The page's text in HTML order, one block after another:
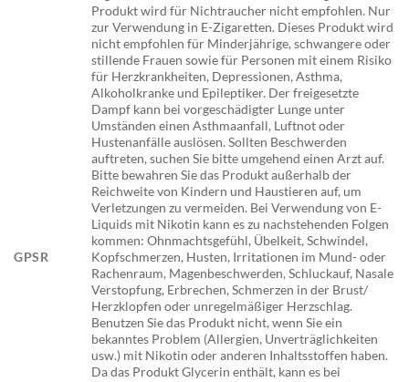
GPSR
Produkt wird für Nichtraucher nicht empfohlen. Nur
zur Verwendung in E-Zigaretten. Dieses Produkt wird
nicht empfohlen für Minderjährige, schwangere oder
stillende Frauen sowie für Personen mit einem Risiko
für Herzkrankheiten, Depressionen, Asthma,
Alkoholkranke und Epileptiker. Der freigesetzte
Dampf kann bei vorgeschädigter Lunge unter
Umständen einen Asthmaanfall, Luftnot oder
Hustenanfälle auslösen. Sollten Beschwerden
auftreten, suchen Sie bitte umgehend einen Arzt auf.
Bitte bewahren Sie das Produkt außerhalb der
Reichweite von Kindern und Haustieren auf, um
Verletzungen zu vermeiden. Bei Verwendung von E-
Liquids mit Nikotin kann es zu nachstehenden Folgen
kommen: Ohnmachtsgefühl, Übelkeit, Schwindel,
Kopfschmerzen, Husten, Irritationen im Mund- oder
Rachenraum, Magenbeschwerden, Schluckauf, Nasale
Verstopfung, Erbrechen, Schmerzen in der Brust/
Herzklopfen oder unregelmäßiger Herzschlag.
Benutzen Sie das Produkt nicht, wenn Sie ein
bekanntes Problem (Allergien, Unverträglichkeiten
usw.) mit Nikotin oder anderen Inhaltsstoffen haben.
Da das Produkt Glycerin enthält, kann es bei